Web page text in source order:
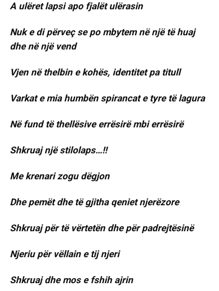
A ulëret lapsi apo fjalët ulërasin
Nuk e di përveç se po mbytem në një të huaj
dhe në një vend
Vjen në thelbin e kohës, identitet pa titull
Varkat e mia humbën spirancat e tyre të lagura
Në fund të thellësive errësirë mbi errësirë
Shkruaj një stilolaps…!!
Me krenari zogu dëgjon
Dhe pemët dhe të gjitha qeniet njerëzore
Shkruaj për të vërtetën dhe për padrejtësinë
Njeriu për vëllain e tij njeri
Shkruaj dhe mos e fshih ajrin